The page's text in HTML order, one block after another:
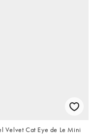
Velvet Cat Eye de Le Mini